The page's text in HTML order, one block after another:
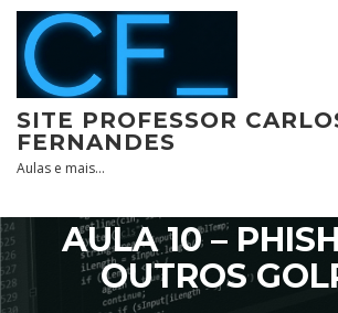
Skip
content
SITE PROFESSOR
FERNANDES
Aulas e mais…
AULA 10 –
OUTROS